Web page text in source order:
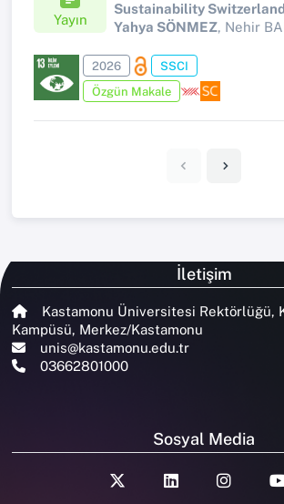
Yayın
Sustainability Switzerland
Yahya SÖNMEZ, Nehir BALCI, Mesut DOĞAN,
2026
SSCI
Özgün Makale
İletişim
Kastamonu Üniversitesi Rektörlüğü,
Kampüsü, Merkez/Kastamonu
unis@kastamonu.edu.tr
03662801000
Sosyal Media